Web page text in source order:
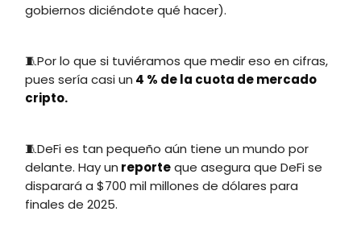
gobiernos diciéndote qué hacer).
🧵Por lo que si tuviéramos que medir eso en cifras,
pues sería casi un 4 % de la cuota de mercado
cripto.
🧵DeFi es tan pequeño aún tiene un mundo por
delante. Hay un reporteque asegura que DeFi se
disparará a $700 mil millones de dólares para
finales de 2025.